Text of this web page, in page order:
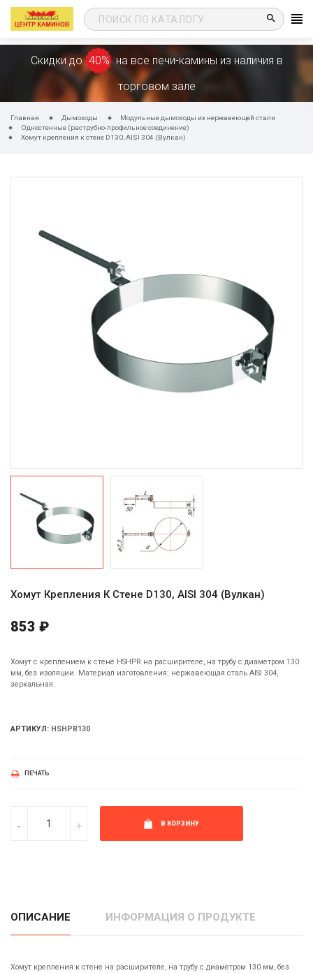
search
Скидки до 40% на все печи-камины из наличия в
торговом зале
Главная Дымоходы
Модульные дымоходы из нержавеющей стали
Одностенные (раструбно-профильное соединение)
Хомут крепления к стене D130, AISI 304 (Вулкан)
Хомут Крепления К Стене D130, AISI 304 (Вулкан)
853 ₽
Хомут с креплением к стене HSHPR на расширителе, на трубу с диаметром 130
мм, без изоляции. Материал изготовления: нержавеющая сталь AISI 304,
зеркальная.
АРТИКУЛ: HSHPR130
ПЕЧАТЬ
В КОРЗИНУ
ОПИСАНИЕ ИНФОРМАЦИЯ О ПРОДУКТЕ
Хомут крепления к стене на расширителе, на трубу с диаметром 130 мм, без